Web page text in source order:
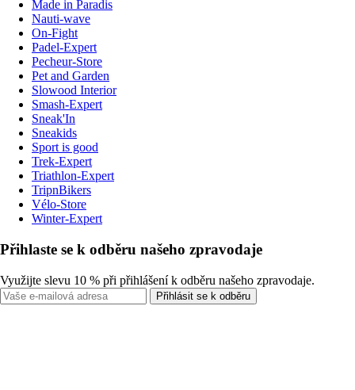
Made in Paradis
Nauti-wave
On-Fight
Padel-Expert
Pecheur-Store
Pet and Garden
Slowood Interior
Smash-Expert
Sneak'In
Sneakids
Sport is good
Trek-Expert
Triathlon-Expert
TripnBikers
Vélo-Store
Winter-Expert
Přihlaste se k odběru našeho zpravodaje
Využijte slevu 10 % při přihlášení k odběru našeho zpravodaje.
Přihlásit se k odběru